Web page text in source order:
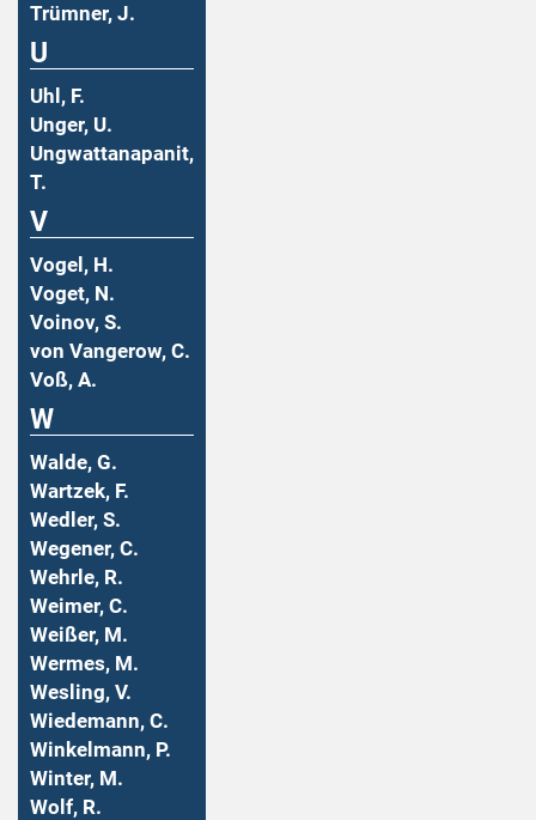
Trümner, J.
U
Uhl, F.
Unger, U.
Ungwattanapanit,
T.
V
Vogel, H.
Voget, N.
Voinov, S.
von Vangerow, C.
Voß, A.
W
Walde, G.
Wartzek, F.
Wedler, S.
Wegener, C.
Wehrle, R.
Weimer, C.
Weißer, M.
Wermes, M.
Wesling, V.
Wiedemann, C.
Winkelmann, P.
Winter, M.
Wolf, R.